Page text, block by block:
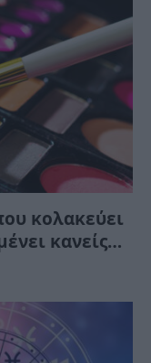
κολακεύει
κανείς
και